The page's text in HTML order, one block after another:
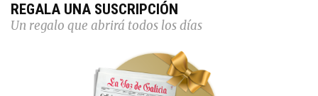
REGALA UNA SUSCRIPCIÓN
Un regalo que abrirá todos los días